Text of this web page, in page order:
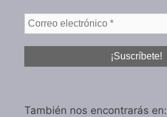
También nos encontrarás en: